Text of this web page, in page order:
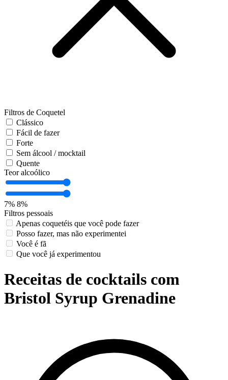
Filtros de Coquetel
Clássico
Fácil de fazer
Forte
Sem álcool / mocktail
Quente
Teor alcoólico
7% 8%
Filtros pessoais
Apenas coquetéis que você pode fazer
Posso fazer, mas não experimentei
Você é fã
Que você já experimentou
Receitas de cocktails com
Bristol Syrup Grenadine